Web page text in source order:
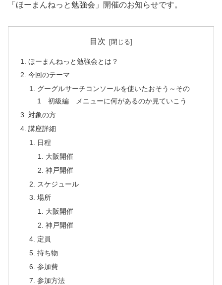
「ほーまんねっと勉強会」開催のお知らせです。
目次
ほーまんねっと勉強会とは？
今回のテーマ
グーグルサーチコンソールを使いたおそう～その
1 初級編 メニューに何があるのか見ていこう
対象の方
講座詳細
日程
大阪開催
神戸開催
スケジュール
場所
大阪開催
神戸開催
定員
持ち物
参加費
参加方法